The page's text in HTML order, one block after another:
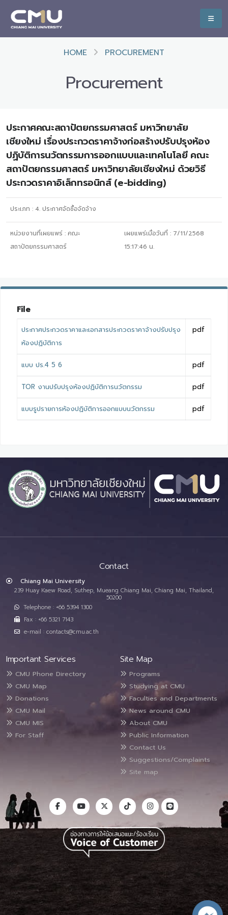
HOME PROCUREMENT
Procurement
ประกาศคณะสถาปัตยกรรมศาสตร์ มหาวิทยาลัย
เชียงใหม่ เรื่องประกวดราคาจ้างก่อสร้างปรับปรุงห้อง
ปฏิบัติการนวัตกรรมการออกแบบและเทคโนโลยี คณะ
สถาปัตยกรรมศาสตร์ มหาวิทยาลัยเชียงใหม่ ด้วยวิธี
ประกวดราคาอิเล็กทรอนิกส์ (e-bidding)
ประเภท : 4. ประกาศจัดซื้อจัดจ้าง
หน่วยงานที่เผยแพร่ : คณะ
สถาปัตยกรรมศาสตร์
เผยแพร่เมื่อวันที่ : 7/11/2568
15:17:46 น.
File
ประกาศประกวดราคาและเอกสารประกวดราคาจ้างปรับปรุง
ห้องปฏิบัติการ
pdf
แบบ ปร.4 5 6 pdf
TOR งานปรับปรุงห้องปฏิบัติการนวัตกรรม pdf
แบบรูปรายการห้องปฏิบัติการออกแบบนวัตกรรม pdf
Contact
Chiang Mai University
239 Huay Kaew Road, Suthep, Mueang Chiang Mai, Chiang Mai, Thailand,
50200
Telephone : +66 5394 1300
Fax : +66 5321 7143
e-mail : contacts@cmu.ac.th
Important Services
CMU Phone Directory
CMU Map
Donations
CMU Mail
CMU MIS
For Staff
Site Map
Programs
Studying at CMU
Faculties and Departments
News around CMU
About CMU
Public Information
Contact Us
Suggestions/Complaints
Site map